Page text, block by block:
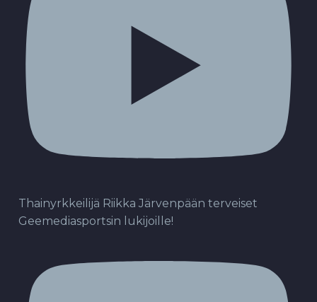
Thainyrkkeilijä Riikka Järvenpään terveiset
Geemediasportsin lukijoille!